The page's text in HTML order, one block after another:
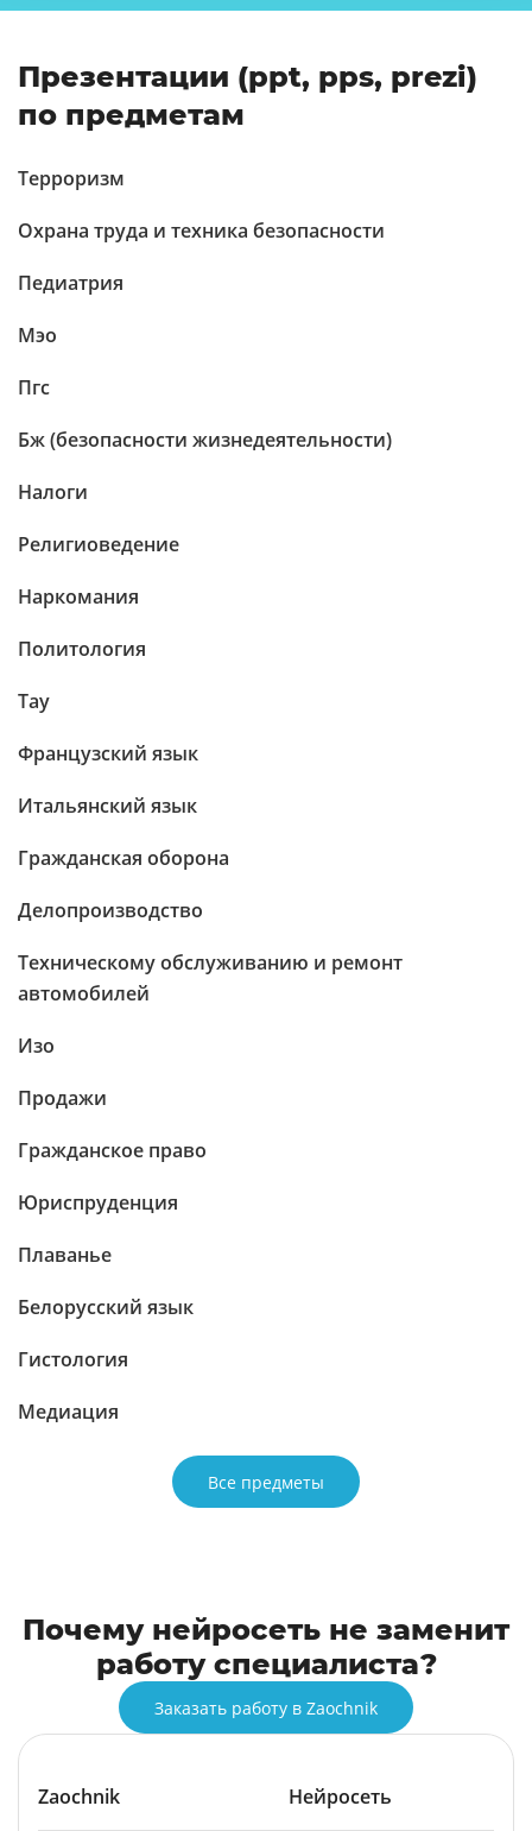
Презентации (ppt, pps, prezi)
по предметам
Терроризм
Охрана труда и техника безопасности
Педиатрия
Мэо
Пгс
Бж (безопасности жизнедеятельности)
Налоги
Религиоведение
Наркомания
Политология
Тау
Французский язык
Итальянский язык
Гражданская оборона
Делопроизводство
Техническому обслуживанию и ремонт
автомобилей
Изо
Продажи
Гражданское право
Юриспруденция
Плаванье
Белорусский язык
Гистология
Медиация
Все предметы
Почему нейросеть не заменит
работу специалиста?
Заказать работу в Zaochnik
Zaochnik Нейросеть